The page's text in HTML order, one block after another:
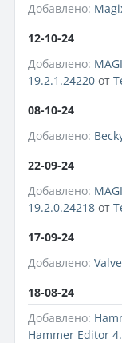
Добавлено:
12-10-24
Добавлено:
19.2.1.24220 от
08-10-24
Добавлено:
22-09-24
Добавлено:
19.2.0.24218 от
17-09-24
Добавлено:
18-08-24
Добавлено:
Hammer Editor